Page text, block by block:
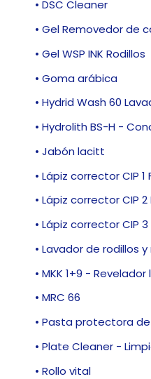
• DSC Cleaner
• Gel Removedor de
• Gel WSP INK Rodillos
• Goma arábica
• Hydrid Wash 60
• Hydrolith BS-H -
• Jabón lacitt
• Lápiz corrector CIP 1
• Lápiz corrector CIP
• Lápiz corrector CIP
• Lavador de rodillos
• MKK 1+9 -
• MRC 66
• Pasta protectora de
• Plate Cleaner -
• Rollo vital